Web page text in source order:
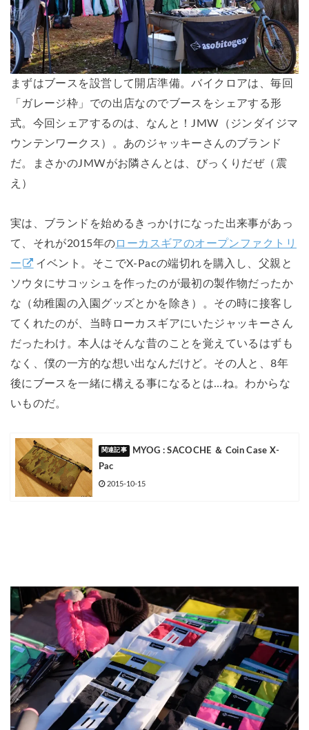
まずはブースを設営して開店準備。バイクロアは、毎回
「ガレージ枠」での出店なのでブースをシェアする形
式。今回シェアするのは、なんと！JMW（ジンダイジマ
ウンテンワークス）。あのジャッキーさんのブランド
だ。まさかのJMWがお隣さんとは、びっくりだぜ（震
え）
実は、ブランドを始めるきっかけになった出来事があっ
て、それが2015年のローカスギアのオープンファクトリ
ー
イベント。そこでX-Pacの端切れを購入し、父親と
ソウタにサコッシュを作ったのが最初の製作物だったか
な（幼稚園の入園グッズとかを除き）。その時に接客し
てくれたのが、当時ローカスギアにいたジャッキーさん
だったわけ。本人はそんな昔のことを覚えているはずも
なく、僕の一方的な想い出なんだけど。その人と、8年
後にブースを一緒に構える事になるとは…ね。わからな
いものだ。
MYOG : SACOCHE ＆ Coin Case X-
Pac
2015-10-15